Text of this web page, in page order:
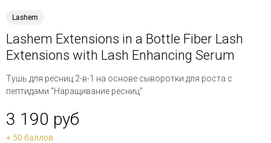
Lashem
Lashem Extensions in a Bottle Fiber Lash
Extensions with Lash Enhancing Serum
Тушь для ресниц 2-в-1 на основе сыворотки для роста с
пептидами "Наращивание ресниц"
3 190 руб
+ 50 баллов